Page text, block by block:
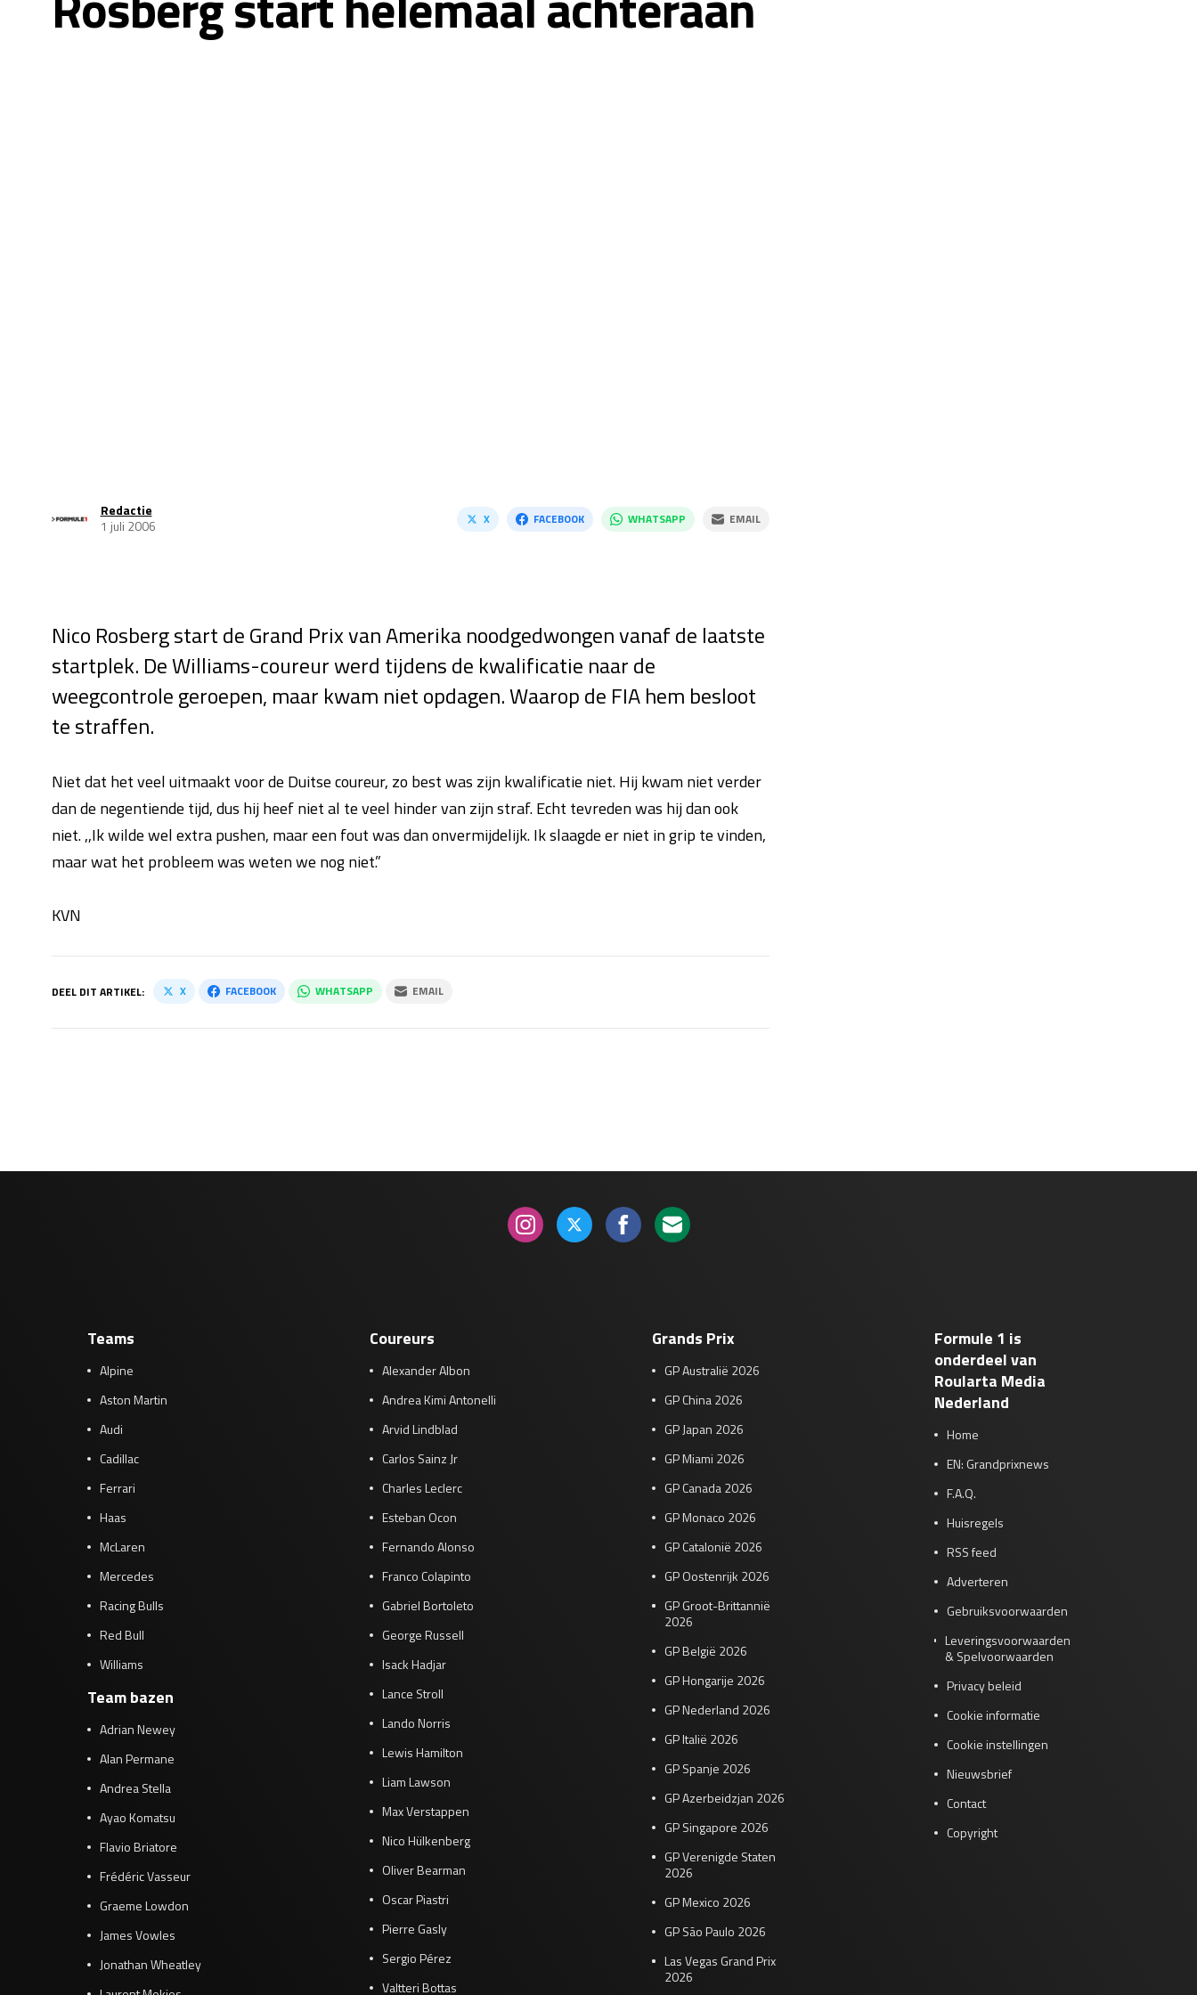
Redactie
1 juli 2006
X FACEBOOK WHATSAPP EMAIL
Nico Rosberg start de Grand Prix van Amerika noodgedwongen vanaf de laatste
startplek. De Williams-coureur werd tijdens de kwalificatie naar de
weegcontrole geroepen, maar kwam niet opdagen. Waarop de FIA hem besloot
te straffen.
Niet dat het veel uitmaakt voor de Duitse coureur, zo best was zijn kwalificatie niet. Hij kwam niet verder
dan de negentiende tijd, dus hij heef niet al te veel hinder van zijn straf. Echt tevreden was hij dan ook
niet. ,,Ik wilde wel extra pushen, maar een fout was dan onvermijdelijk. Ik slaagde er niet in grip te vinden,
maar wat het probleem was weten we nog niet.”
KVN
DEEL DIT ARTIKEL: X FACEBOOK WHATSAPP EMAIL
Teams
Alpine
Aston Martin
Audi
Cadillac
Ferrari
Haas
McLaren
Mercedes
Racing Bulls
Red Bull
Williams
Team bazen
Adrian Newey
Alan Permane
Andrea Stella
Ayao Komatsu
Flavio Briatore
Frédéric Vasseur
Graeme Lowdon
James Vowles
Jonathan Wheatley
Coureurs
Alexander Albon
Andrea Kimi Antonelli
Arvid Lindblad
Carlos Sainz Jr
Charles Leclerc
Esteban Ocon
Fernando Alonso
Franco Colapinto
Gabriel Bortoleto
George Russell
Isack Hadjar
Lance Stroll
Lando Norris
Lewis Hamilton
Liam Lawson
Max Verstappen
Nico Hülkenberg
Oliver Bearman
Oscar Piastri
Pierre Gasly
Sergio Pérez
Valtteri Bottas
Grands Prix
GP Australië 2026
GP China 2026
GP Japan 2026
GP Miami 2026
GP Canada 2026
GP Monaco 2026
GP Catalonië 2026
GP Oostenrijk 2026
GP Groot-Brittannië
2026
GP België 2026
GP Hongarije 2026
GP Nederland 2026
GP Italië 2026
GP Spanje 2026
GP Azerbeidzjan 2026
GP Singapore 2026
GP Verenigde Staten
2026
GP Mexico 2026
GP São Paulo 2026
Las Vegas Grand Prix
2026
Formule 1 is
onderdeel van
Roularta Media
Nederland
Home
EN: Grandprixnews
F.A.Q.
Huisregels
RSS feed
Adverteren
Gebruiksvoorwaarden
Leveringsvoorwaarden
& Spelvoorwaarden
Privacy beleid
Cookie informatie
Cookie instellingen
Nieuwsbrief
Contact
Copyright